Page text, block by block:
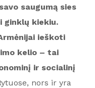
saugumą sies
ginklų kiekiu.
ieškoti
kelio – tai
ir socialinį
nors ir yra